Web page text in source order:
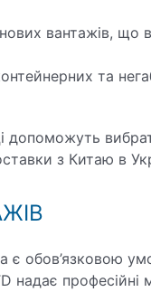
вантажів,
та
допоможуть
з Китаю в
є обов’язковою
надає